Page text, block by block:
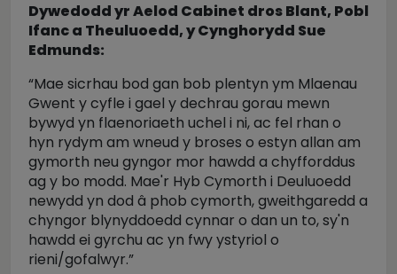
Dywedodd yr Aelod Cabinet dros Blant, Pobl
Ifanc a Theuluoedd, y Cynghorydd Sue
Edmunds:
“Mae sicrhau bod gan bob plentyn ym Mlaenau
Gwent y cyfle i gael y dechrau gorau mewn
bywyd yn flaenoriaeth uchel i ni, ac fel rhan o
hyn rydym am wneud y broses o estyn allan am
gymorth neu gyngor mor hawdd a chyfforddus
ag y bo modd. Mae'r Hyb Cymorth i Deuluoedd
newydd yn dod â phob cymorth, gweithgaredd a
chyngor blynyddoedd cynnar o dan un to, sy'n
hawdd ei gyrchu ac yn fwy ystyriol o
rieni/gofalwyr.”